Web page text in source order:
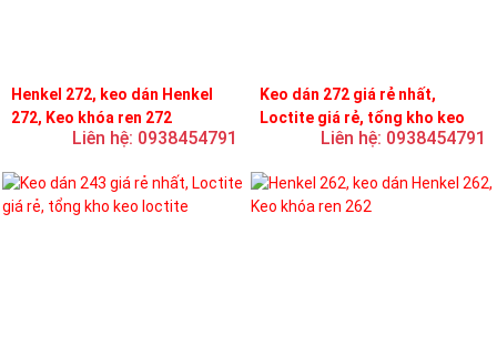
Henkel 272, keo dán Henkel
272, Keo khóa ren 272
Liên hệ: 0938454791
Keo dán 272 giá rẻ nhất,
Loctite giá rẻ, tổng kho keo
Liên hệ: 0938454791